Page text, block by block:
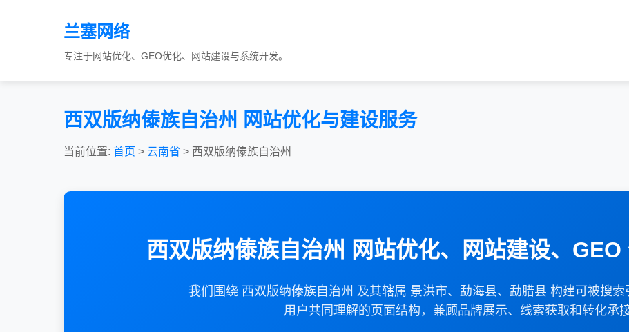
兰塞网络
专注于网站优化、GEO优化、网站建设与系统开发。
西双版纳傣族自治州 网站优化与建设服务
当前位置: 首页 > 云南省 > 西双版纳傣族自治州
西双版纳傣族自治州 网站优化、网站建设、
我们围绕 西双版纳傣族自治州 及其辖属 景洪市、勐海县、勐腊县 构建可被搜
用户共同理解的页面结构，兼顾品牌展示、线索获取和转化承接